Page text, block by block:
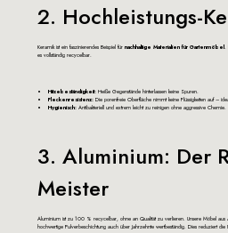
2. Hochleistungs-
Keramik ist ein faszinierendes Beispiel für nachhaltige Materialien für Gartenmöbel .
es vollständig recycelbar.
Hitzebeständigkeit: Heiße Gegenstände hinterlassen keine Spuren.
Fleckenresistenz: Die porenfreie Oberfläche nimmt keine Flüssigkeiten auf –
Hygienisch: Antibakteriell und extrem leicht zu reinigen ohne aggressive Chemie.
3. Aluminium: Der
Meister
Aluminium ist zu 100 % recycelbar, ohne an Qualität zu verlieren. Unsere Möbel aus
hochwertige Pulverbeschichtung auch über Jahrzehnte wertbeständig. Dies reduziert die